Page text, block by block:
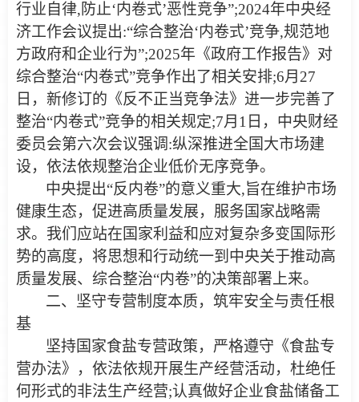
行业自律,防止‘内卷式’恶性竞争”;2024年中央经
济工作会议提出:“综合整治‘内卷式’竞争,规范地
方政府和企业行为”;2025年《政府工作报告》对
综合整治“内卷式”竞争作出了相关安排;6月27
日，新修订的《反不正当竞争法》进一步完善了
整治“内卷式”竞争的相关规定;7月1日，中央财经
委员会第六次会议强调:纵深推进全国大市场建
设，依法依规整治企业低价无序竞争。
中央提出“反内卷”的意义重大,旨在维护市场
健康生态，促进高质量发展，服务国家战略需
求。我们应站在国家利益和应对复杂多变国际形
势的高度，将思想和行动统一到中央关于推动高
质量发展、综合整治“内卷”的决策部署上来。
二、坚守专营制度本质，筑牢安全与责任根
基
坚持国家食盐专营政策，严格遵守《食盐专
营办法》，依法依规开展生产经营活动，杜绝任
何形式的非法生产经营;认真做好企业食盐储备工